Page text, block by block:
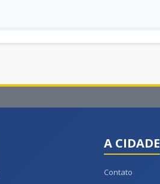
A CIDADE
Contato